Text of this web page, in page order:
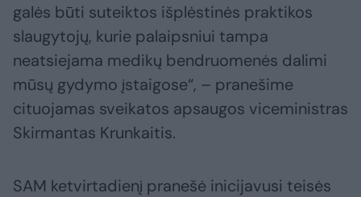
galės būti suteiktos išplėstinės praktikos
slaugytojų, kurie palaipsniui tampa
neatsiejama medikų bendruomenės dalimi
mūsų gydymo įstaigose“, – pranešime
cituojamas sveikatos apsaugos viceministras
Skirmantas Krunkaitis.
SAM ketvirtadienį pranešė inicijavusi teisės